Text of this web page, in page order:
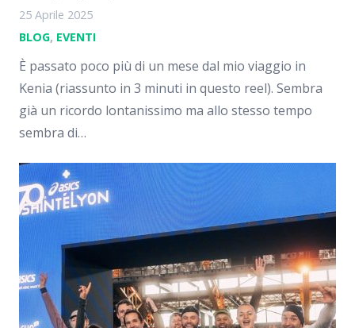
25 Aprile 2025
BLOG, EVENTI
È passato poco più di un mese dal mio viaggio in
Kenia (riassunto in 3 minuti in questo reel). Sembra
già un ricordo lontanissimo ma allo stesso tempo
sembra di…